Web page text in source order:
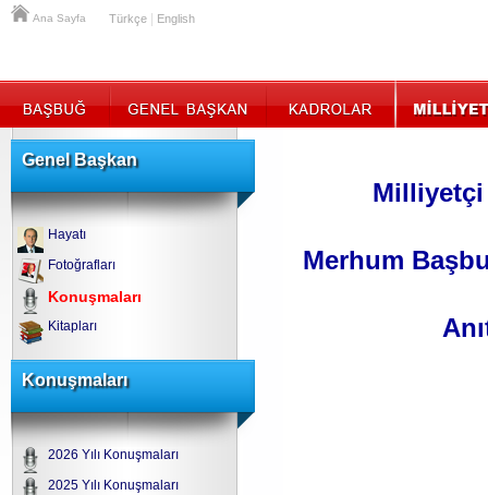
Ana Sayfa Türkçe English
Genel Başkan
Hayatı
Fotoğrafları
Konuşmaları
Kitapları
Konuşmaları
2026 Yılı Konuşmaları
2025 Yılı Konuşmaları
Milliyetçi
Merhum